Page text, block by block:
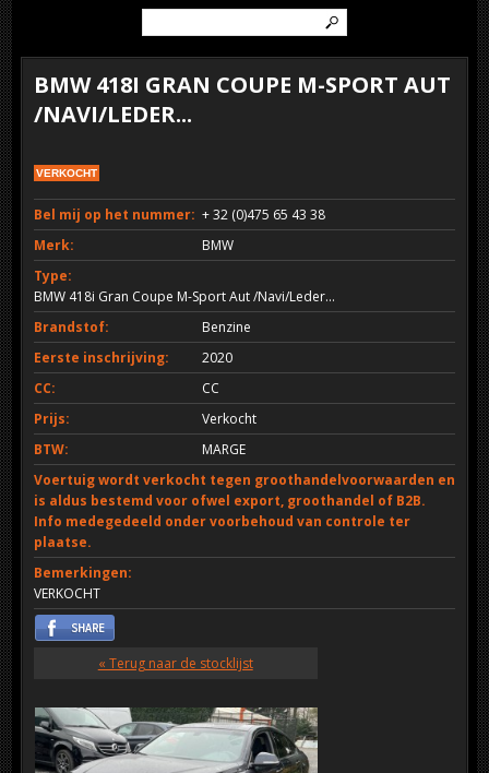
BMW 418I GRAN COUPE M-SPORT AUT
/NAVI/LEDER...
VERKOCHT
Bel mij op het nummer: + 32 (0)475 65 43 38
Merk:
BMW
Type:
BMW 418i Gran Coupe M-Sport Aut /Navi/Leder...
Brandstof:
Benzine
Eerste inschrijving:
2020
CC:
CC
Prijs:
Verkocht
BTW:
MARGE
Voertuig wordt verkocht tegen groothandelvoorwaarden en
is aldus bestemd voor ofwel export, groothandel of B2B.
Info medegedeeld onder voorbehoud van controle ter
plaatse.
Bemerkingen:
VERKOCHT
« Terug naar de stocklijst